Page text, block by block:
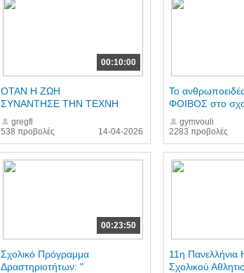
00:10:00
538 προβολές
ΟΤΑΝ Η ΖΩΗ
ΣΥΝΑΝΤΗΣΕ ΤΗΝ ΤΕΧΝΗ
gregfl
14-04-2026
2283 προβολές
Το
ΦΟΙΒΟΣ στο
gymvouli
00:23:50
Σχολικό Πρόγραμμα
Δραστηριοτήτων: "
11η Πανελλήνια
Σχολικού